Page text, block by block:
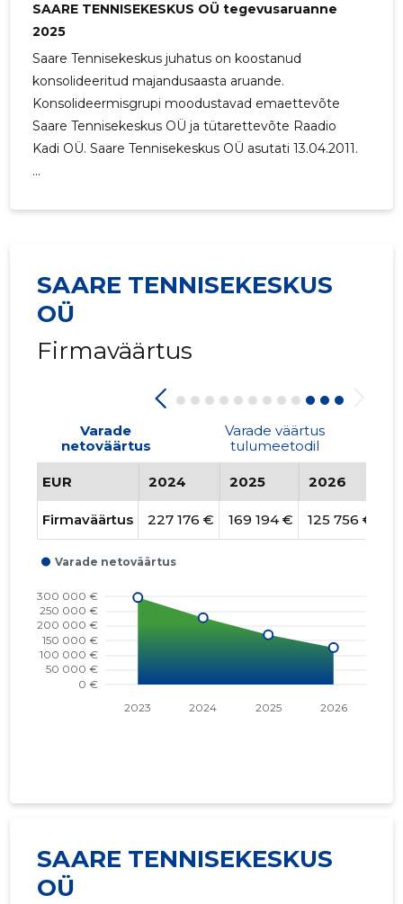
SAARE TENNISEKESKUS OÜ tegevusaruanne
2025
Saare Tennisekeskus juhatus on koostanud
konsolideeritud majandusaasta aruande.
Konsolideermisgrupi moodustavad emaettevõte
Saare Tennisekeskus OÜ ja tütarettevõte Raadio
Kadi OÜ. Saare Tennisekeskus OÜ asutati 13.04.2011.
...
SAARE TENNISEKESKUS
OÜ
Firmaväärtus
Varade
netoväärtus
Varade väärtus
tulumeetodil
EUR 2024 2025 2026
Firmaväärtus 227 176 € 169 194 € 125 756 €
SAARE TENNISEKESKUS
OÜ